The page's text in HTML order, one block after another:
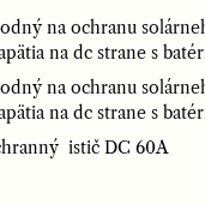
na ochranu
na dc strane s
na ochranu
na dc strane s
istič DC 60A